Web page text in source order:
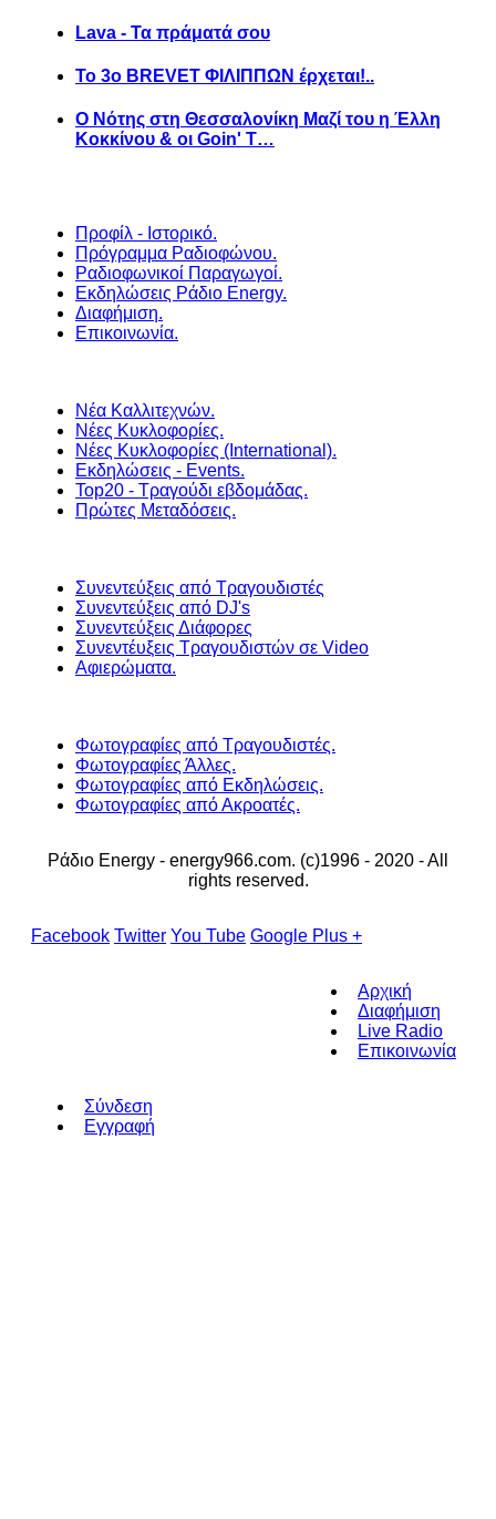
Lava - Τα πράματά σου
Το 3ο BREVET ΦΙΛΙΠΠΩΝ έρχεται!..
Ο Νότης στη Θεσσαλονίκη Μαζί του η Έλλη
Κοκκίνου & οι Goin' T…
Προφίλ - Ιστορικό.
Πρόγραμμα Ραδιοφώνου.
Ραδιοφωνικοί Παραγωγοί.
Εκδηλώσεις Ράδιο Energy.
Διαφήμιση.
Επικοινωνία.
Νέα Καλλιτεχνών.
Νέες Κυκλοφορίες.
Νέες Κυκλοφορίες (International).
Εκδηλώσεις - Events.
Top20 - Τραγούδι εβδομάδας.
Πρώτες Μεταδόσεις.
Συνεντεύξεις από Τραγουδιστές
Συνεντεύξεις από DJ's
Συνεντεύξεις Διάφορες
Συνεντέυξεις Τραγουδιστών σε Video
Αφιερώματα.
Φωτογραφίες από Τραγουδιστές.
Φωτογραφίες Άλλες.
Φωτογραφίες από Εκδηλώσεις.
Φωτογραφίες από Ακροατές.
Ράδιο Energy - energy966.com. (c)1996 - 2020 - All
rights reserved.
Facebook Twitter You Tube Google Plus +
Αρχική
Διαφήμιση
Live Radio
Επικοινωνία
Σύνδεση
Εγγραφή